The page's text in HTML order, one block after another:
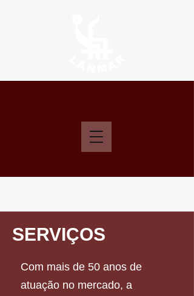
SERVIÇOS
Com mais de 50 anos de
atuação no mercado, a